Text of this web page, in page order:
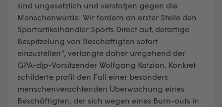
sind ungesetzlich und verstoßen gegen die
Menschenwürde. Wir fordern an erster Stelle den
Sportartikelhändler Sports Direct auf, derartige
Bespitzelung von Beschäftigten sofort
einzustellen“, verlangte daher umgehend der
GPA-djp-Vorsitzender Wolfgang Katzian. Konkret
schilderte profil den Fall einer besonders
menschenverachtenden Überwachung eines
Beschäftigten, der sich wegen eines Burn-outs in